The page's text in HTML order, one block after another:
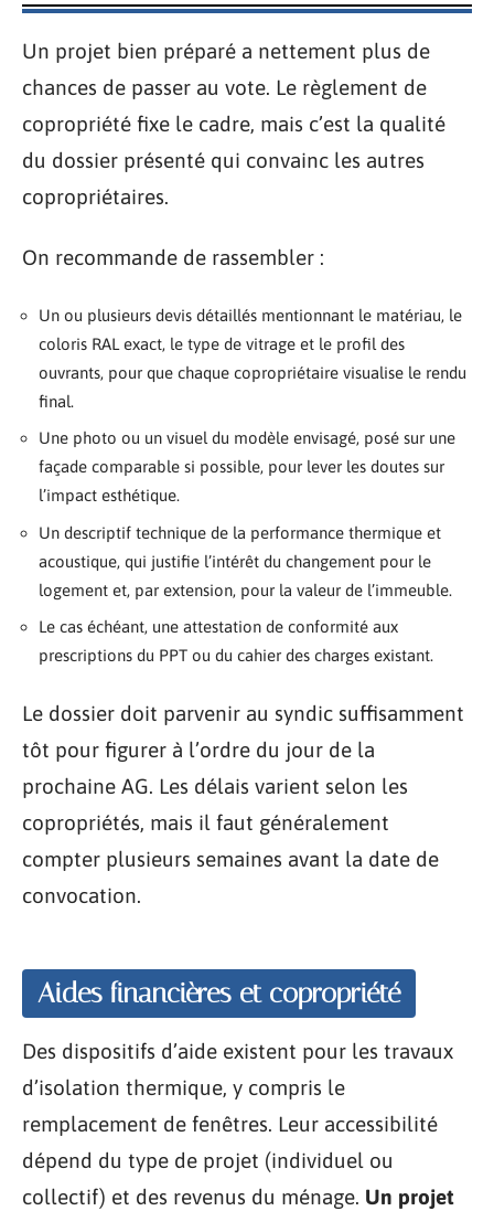
Un projet bien préparé a nettement plus de
chances de passer au vote. Le règlement de
copropriété fixe le cadre, mais c’est la qualité
du dossier présenté qui convainc les autres
copropriétaires.
On recommande de rassembler :
Un ou plusieurs devis détaillés mentionnant le matériau, le
coloris RAL exact, le type de vitrage et le profil des
ouvrants, pour que chaque copropriétaire visualise le rendu
final.
Une photo ou un visuel du modèle envisagé, posé sur une
façade comparable si possible, pour lever les doutes sur
l’impact esthétique.
Un descriptif technique de la performance thermique et
acoustique, qui justifie l’intérêt du changement pour le
logement et, par extension, pour la valeur de l’immeuble.
Le cas échéant, une attestation de conformité aux
prescriptions du PPT ou du cahier des charges existant.
Le dossier doit parvenir au syndic suffisamment
tôt pour figurer à l’ordre du jour de la
prochaine AG. Les délais varient selon les
copropriétés, mais il faut généralement
compter plusieurs semaines avant la date de
convocation.
Aides financières et copropriété
Des dispositifs d’aide existent pour les travaux
d’isolation thermique, y compris le
remplacement de fenêtres. Leur accessibilité
dépend du type de projet (individuel ou
collectif) et des revenus du ménage. Un projet